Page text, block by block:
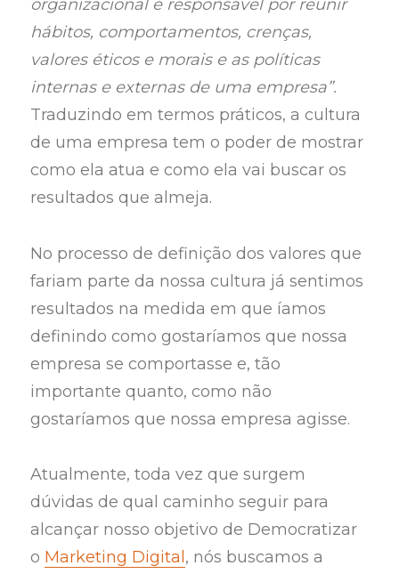
organizacional é responsável por reunir
hábitos, comportamentos, crenças,
valores éticos e morais e as políticas
internas e externas de uma empresa”.
Traduzindo em termos práticos, a cultura
de uma empresa tem o poder de mostrar
como ela atua e como ela vai buscar os
resultados que almeja.
No processo de definição dos valores que
fariam parte da nossa cultura já sentimos
resultados na medida em que íamos
definindo como gostaríamos que nossa
empresa se comportasse e, tão
importante quanto, como não
gostaríamos que nossa empresa agisse.
Atualmente, toda vez que surgem
dúvidas de qual caminho seguir para
alcançar nosso objetivo de Democratizar
o Marketing Digital , nós buscamos a